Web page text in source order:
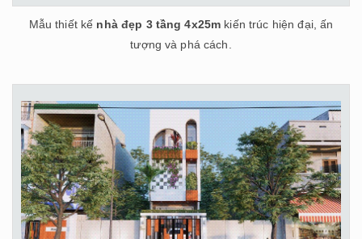
Mẫu thiết kế nhà đẹp 3 tầng 4x25m kiến trúc hiện đại, ấn
tượng và phá cách.